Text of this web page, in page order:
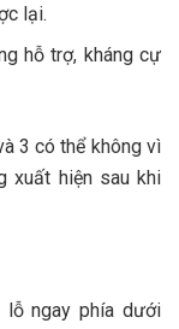
lại.
hỗ trợ, kháng cự
3 có thể không vì
xuất hiện sau khi
ngay phía dưới